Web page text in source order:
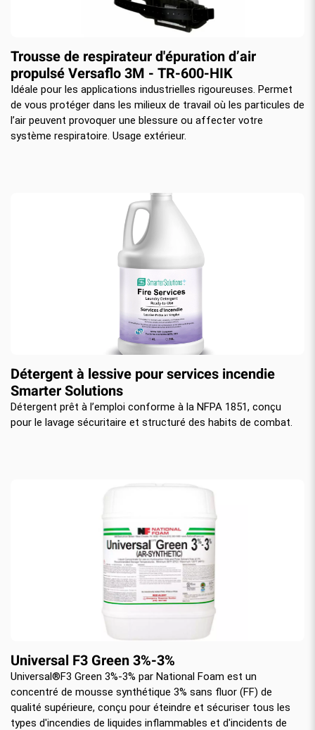
Trousse de respirateur d'épuration d’air
propulsé Versaflo 3M - TR-600-HIK
Idéale pour les applications industrielles rigoureuses. Permet
de vous protéger dans les milieux de travail où les particules de
l’air peuvent provoquer une blessure ou affecter votre
système respiratoire. Usage extérieur.
Détergent à lessive pour services incendie
Smarter Solutions
Détergent prêt à l’emploi conforme à la NFPA 1851, conçu
pour le lavage sécuritaire et structuré des habits de combat.
Universal F3 Green 3%-3%
Universal®F3 Green 3%-3% par National Foam est un
concentré de mousse synthétique 3% sans fluor (FF) de
qualité supérieure, conçu pour éteindre et sécuriser tous les
types d'incendies de liquides inflammables et d'incidents de